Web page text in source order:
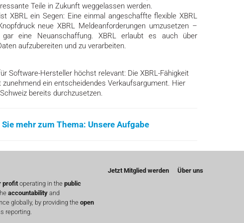
Teile in Zukunft weggelassen werden.
XBRL ein Segen: Eine einmal angeschaffte flexible XBRL
neue XBRL Meldeanforderungen umzusetzen –
eine Neuanschaffung. XBRL erlaubt es auch über
aufzubereiten und zu verarbeiten.
Software-Hersteller höchst relevant: Die XBRL-Fähigkeit
ein entscheidendes Verkaufsargument. Hier
bereits durchzusetzen.
Sie mehr zum Thema: Unsere Aufgabe
profitoperating in the public
accountability and
globally, by providing the open
reporting.
Jetzt Mitglied werden Über uns